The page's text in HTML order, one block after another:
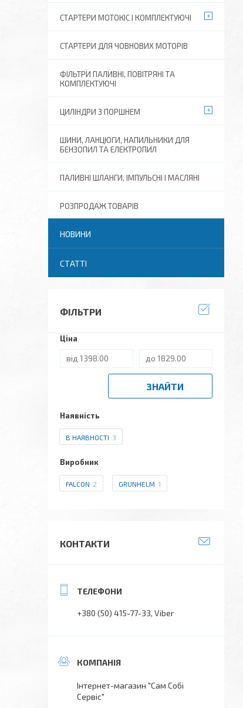
СТАРТЕРИ МОТОКІС І КОМПЛЕКТУЮЧІ
СТАРТЕРИ ДЛЯ ЧОВНОВИХ МОТОРІВ
ФІЛЬТРИ ПАЛИВНІ, ПОВІТРЯНІ ТА
КОМПЛЕКТУЮЧІ
ЦИЛІНДРИ З ПОРШНЕМ
ШИНИ, ЛАНЦЮГИ, НАПИЛЬНИКИ ДЛЯ
БЕНЗОПИЛ ТА ЕЛЕКТРОПИЛ
ПАЛИВНІ ШЛАНГИ, ІМПУЛЬСНІ І МАСЛЯНІ
РОЗПРОДАЖ ТОВАРІВ
НОВИНИ
СТАТТІ
ФІЛЬТРИ
Ціна
ЗНАЙТИ
Наявність
В НАЯВНОСТІ 3
Виробник
FALCON 2 GRUNHELM 1
КОНТАКТИ
+380 (50) 415-77-33 Viber
Інтернет-магазин "Сам Собі
Сервіс"